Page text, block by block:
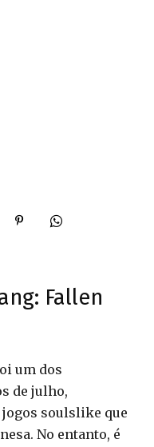
Fallen
um dos
de julho,
soulslike que
No entanto, é